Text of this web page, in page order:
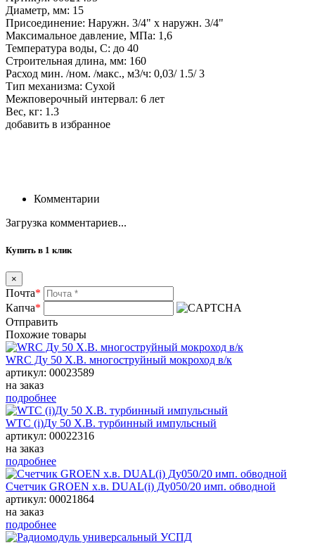
Диаметр, мм: 15
Присоединение: Наружн. 3/4" х наружн. 3/4"
Максимальное давление, МПа: 1,6
Температура воды, С: до 40
Строительная длина, мм: 160
Расход мин. /ном. /макс., м3/ч: 0,03/ 1.5/ 3
Тип механизма: Сухой
Межповерочный интервал: 6 лет
Вес, кг: 1.3
добавить в избранное
Комментарии
Загрузка комментариев...
Купить в 1 клик
×
Почта*
Капча*
Отправить
Похожие товары
WRC Ду 50 Х.В. многоструйный мокроход в/к
артикул: 00023589
на заказ
подробнее
WTC (i)Ду 50 Х.В. турбинный импульсный
артикул: 00022316
на заказ
подробнее
Счетчик GROEN х.в. DUAL(i) Ду050/20 имп. обводной
артикул: 00021864
на заказ
подробнее